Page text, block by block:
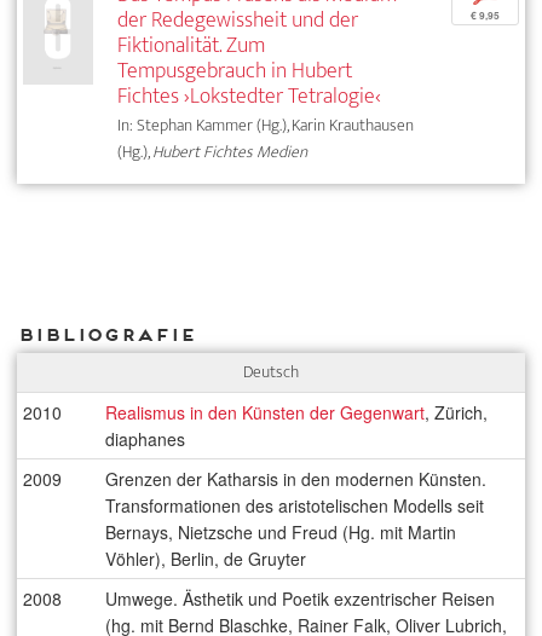
der Redegewissheit und der
Fiktionalität. Zum
Tempusgebrauch in Hubert
Fichtes ›Lokstedter Tetralogie‹
In: Stephan Kammer (Hg.), Karin Krauthausen
(Hg.),Hubert Fichtes Medien
€ 9,95
Bibliografie
Deutsch
2010 Realismus in den Künsten der Gegenwart, Zürich,
diaphanes
2009
Grenzen der Katharsis in den modernen Künsten.
Transformationen des aristotelischen Modells seit
Bernays, Nietzsche und Freud (Hg. mit Martin
Vöhler), Berlin, de Gruyter
2008
Umwege. Ästhetik und Poetik exzentrischer Reisen
(hg. mit Bernd Blaschke, Rainer Falk, Oliver Lubrich,